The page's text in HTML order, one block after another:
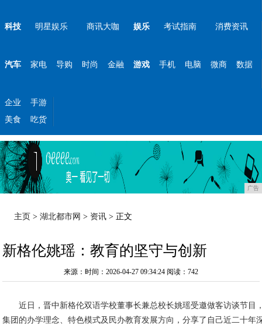
科技 明星娱乐 商讯大咖 娱乐 考试指南 消费资讯
汽车 家电 导购 时尚 金融 游戏 手机 电脑 微商 数据
企业
手游
美食
吃货
广告
主页 >湖北都市网 > 资讯 > 正文
新格伦姚瑶：教育的坚守与创新
来源：时间：2026-04-27 09:34:24 阅读：742
近日，晋中新格伦双语学校董事长兼总校长姚瑶受邀做客访谈节目
集团的办学理念、特色模式及民办教育发展方向，分享了自己近二十年